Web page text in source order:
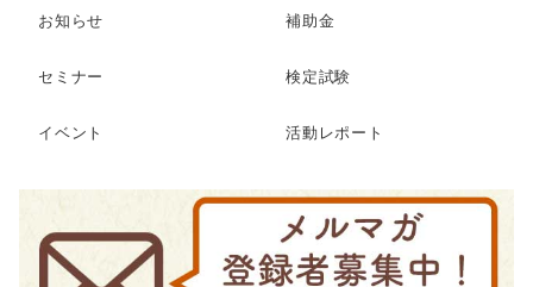
お知らせ 補助金
セミナー 検定試験
イベント 活動レポート